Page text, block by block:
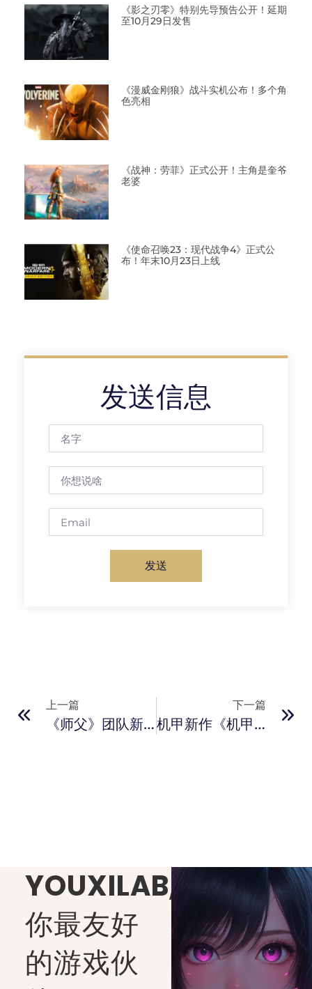
《影之刃零》特别先导预告公开！延期
至10月29日发售
《漫威金刚狼》战斗实机公布！多个角
色亮相
《战神：劳菲》正式公开！主角是奎爷
老婆
《使命召唤23：现代战争4》正式公
布！年末10月23日上线
发送信息
发送
上一篇
《师父》团队新作《开球！REMATCH》发售日期公布
下一篇
机甲新作《机甲战魔 神话之裔》Steam页面开放 9月5日发售
YOUXILAB,
你最友好
的游戏伙